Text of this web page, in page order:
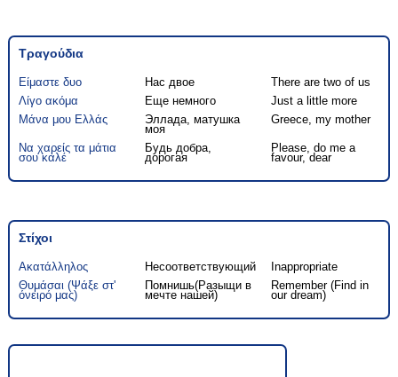
Τραγούδια
Είμαστε δυο Нас двое
There are two of us
Λίγο ακόμα
Еще немного
Just a little more
Μάνα μου Ελλάς
Эллада, матушка
моя
Greece, my mother
Να χαρείς τα μάτια
σου καλέ
Будь добра,
дорогая
Please, do me a
favour, dear
Στίχοι
Ακατάλληλος Несоответствующий
Inappropriate
Θυμάσαι (Ψάξε στ'
όνειρό μας)
Помнишь(Разыщи в
мечте нашей)
Remember (Find in
our dream)